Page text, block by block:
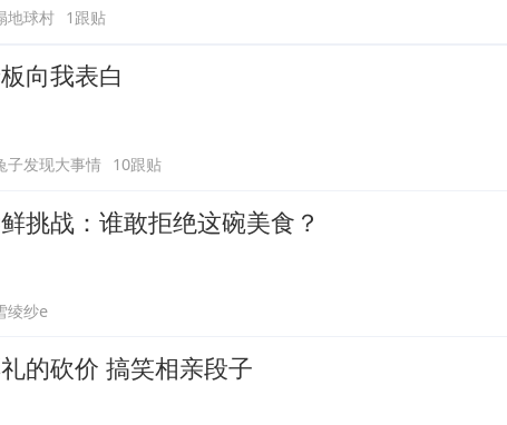
地球村 1跟贴
向我表白
子发现大事情 10跟贴
挑战：谁敢拒绝这碗美食？
绫纱e
的砍价 搞笑相亲段子